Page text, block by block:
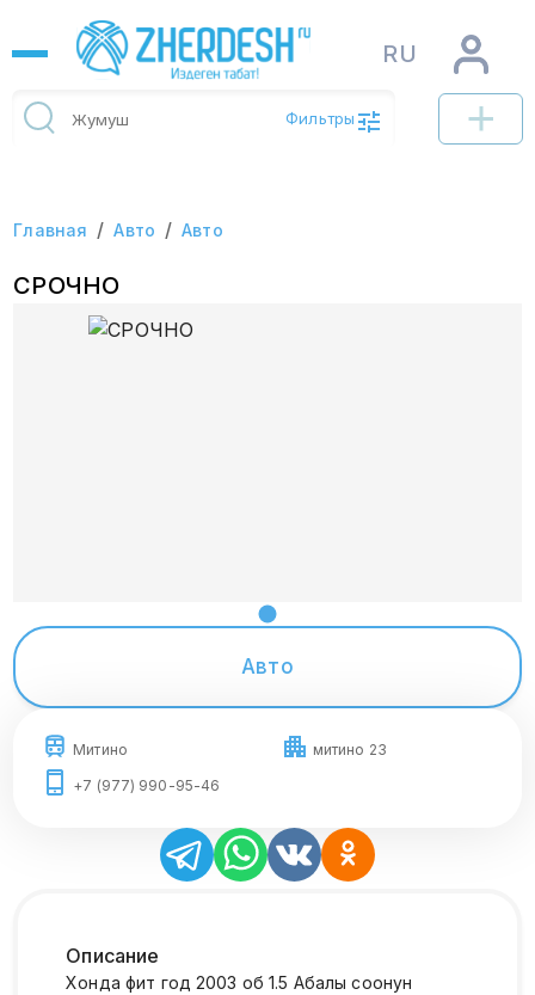
RU
Фильтры
Главная / Авто / Авто
СРОЧНО
Авто
Митино
митино 23
+7 (977) 990-95-46
Описание
Хонда фит год 2003 об 1.5 Абалы соонун